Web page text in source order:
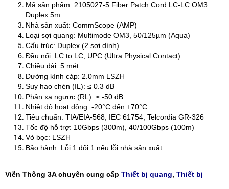
Mã sản phẩm: 2105027-5 Fiber Patch Cord LC-LC OM3
Duplex 5m
Nhà sản xuất: CommScope (AMP)
Loại sợi quang: Multimode OM3, 50/125µm (Aqua)
Cấu trúc: Duplex (2 sợi dính)
Đầu nối: LC to LC, UPC (Ultra Physical Contact)
Chiều dài: 5 mét
Đường kính cáp: 2.0mm LSZH
Suy hao chèn (IL): ≤ 0.3 dB
Phản xạ ngược (RL): ≥ -50 dB
Nhiệt độ hoạt động: -20°C đến +70°C
Tiêu chuẩn: TIA/EIA-568, IEC 61754, Telcordia GR-326
Tốc độ hỗ trợ: 10Gbps (300m), 40/100Gbps (100m)
Vỏ bọc: LSZH
Bảo hành: Lỗi 1 đổi 1 nếu lỗi nhà sản xuất
Viễn Thông 3A chuyên cung cấp Thiết bị quang, Thiết bị